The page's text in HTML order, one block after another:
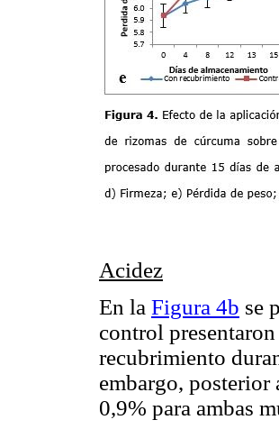
Acidez
En la Figura 4b se
control
recubrimiento
embargo, posterior
0,9% para ambas